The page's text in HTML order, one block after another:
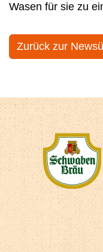
Wasen für sie zu
Zurück zur